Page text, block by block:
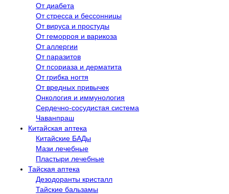
От диабета
От стресса и бессонницы
От вируса и простуды
От геморроя и варикоза
От аллергии
От паразитов
От псориаза и дерматита
От грибка ногтя
От вредных привычек
Онкология и иммунология
Сердечно-сосудистая система
Чаванпраш
Китайская аптека
Китайские БАДы
Мази лечебные
Пластыри лечебные
Тайская аптека
Дезодоранты кристалл
Тайские бальзамы